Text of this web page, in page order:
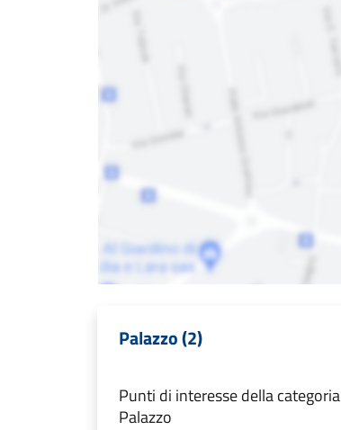
Palazzo (2)
Punti di interesse della categoria
Palazzo